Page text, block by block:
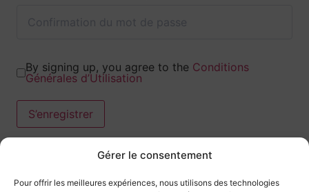
Gérer le consentement
Pour offrir les meilleures expériences, nous utilisons des technologies
By signing up, you agree to the Conditions
Générales d’Utilisation
S’enregistrer